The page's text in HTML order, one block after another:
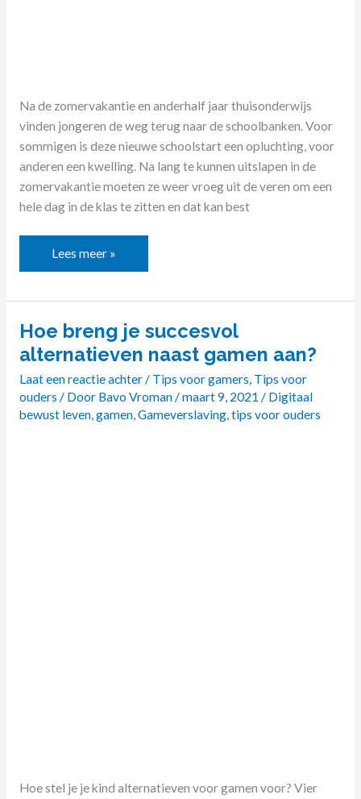
Na de zomervakantie en anderhalf jaar thuisonderwijs
vinden jongeren de weg terug naar de schoolbanken. Voor
sommigen is deze nieuwe schoolstart een opluchting, voor
anderen een kwelling. Na lang te kunnen uitslapen in de
zomervakantie moeten ze weer vroeg uit de veren om een
hele dag in de klas te zitten en dat kan best
Lees meer »
Hoe breng je succesvol
alternatieven naast gamen aan?
Laat een reactie achter/ Tips voor gamers, Tips voor
ouders / Door Bavo Vroman/maart 9, 2021 / Digitaal
bewust leven,gamen,Gameverslaving,tips voor ouders
Hoe stel je je kind alternatieven voor gamen voor? Vier
Hoe
breng
succesvol
alternatieven